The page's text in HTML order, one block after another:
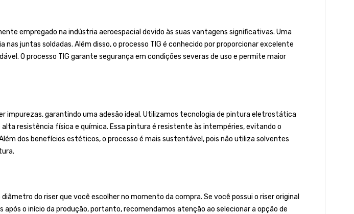
empregado na indústria aeroespacial devido às suas vantagens significativas. Uma
juntas soldadas. Além disso, o processo TIG é conhecido por proporcionar excelente
O processo TIG garante segurança em condições severas de uso e permite maior
garantindo uma adesão ideal. Utilizamos tecnologia de pintura eletrostática
resistência física e química. Essa pintura é resistente às intempéries, evitando o
dos benefícios estéticos, o processo é mais sustentável, pois não utiliza solventes
do riser que você escolher no momento da compra. Se você possui o riser original
o início da produção, portanto, recomendamos atenção ao selecionar a opção de